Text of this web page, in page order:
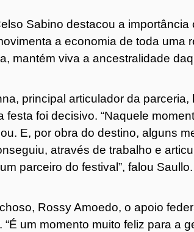
Sabino destacou a
a economia de toda uma
mantém viva a ancestralidade
principal articulador da parceria,
foi decisivo. “Naquele
E, por obra do destino, alguns
através de trabalho e
parceiro do festival”, falou Saullo.
Rossy Amoedo, o apoio
um momento muito feliz para a